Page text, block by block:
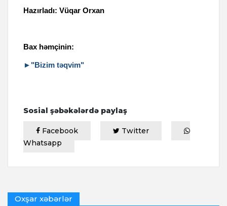
Hazırladı: Vüqar Orxan
Bax həmçinin:
►"Bizim təqvim"
Sosial şəbəkələrdə paylaş
Facebook
Twitter
Whatsapp
Oxşar xəbərlər